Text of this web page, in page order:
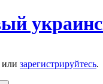
или зарегистрируйтесь.